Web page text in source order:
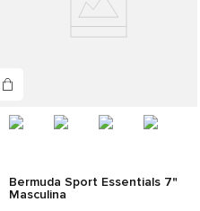
Bermuda Sport Essentials 7"
Masculina